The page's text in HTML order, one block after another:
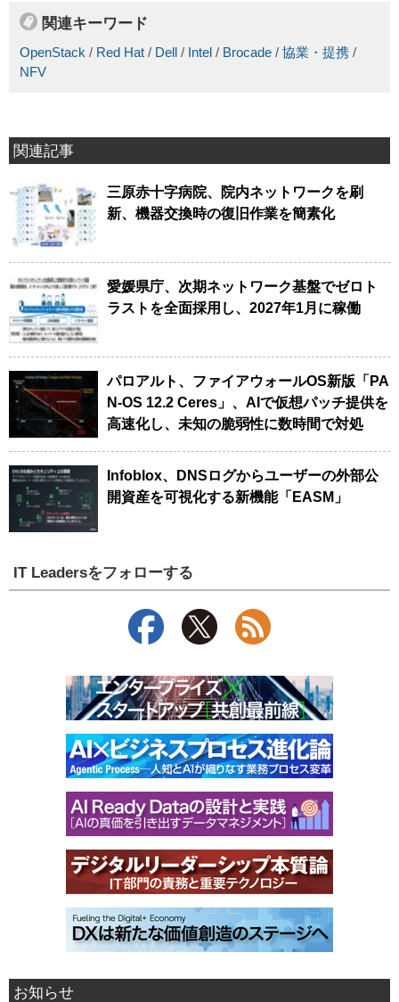
関連キーワード
OpenStack / Red Hat / Dell / Intel / Brocade / 協業・提携 /
NFV
関連記事
三原赤十字病院、院内ネットワークを刷
新、機器交換時の復旧作業を簡素化
愛媛県庁、次期ネットワーク基盤でゼロト
ラストを全面採用し、2027年1月に稼働
パロアルト、ファイアウォールOS新版「PA
N-OS 12.2 Ceres」、AIで仮想パッチ提供を
高速化し、未知の脆弱性に数時間で対処
Infoblox、DNSログからユーザーの外部公
開資産を可視化する新機能「EASM」
IT Leadersをフォローする
お知らせ